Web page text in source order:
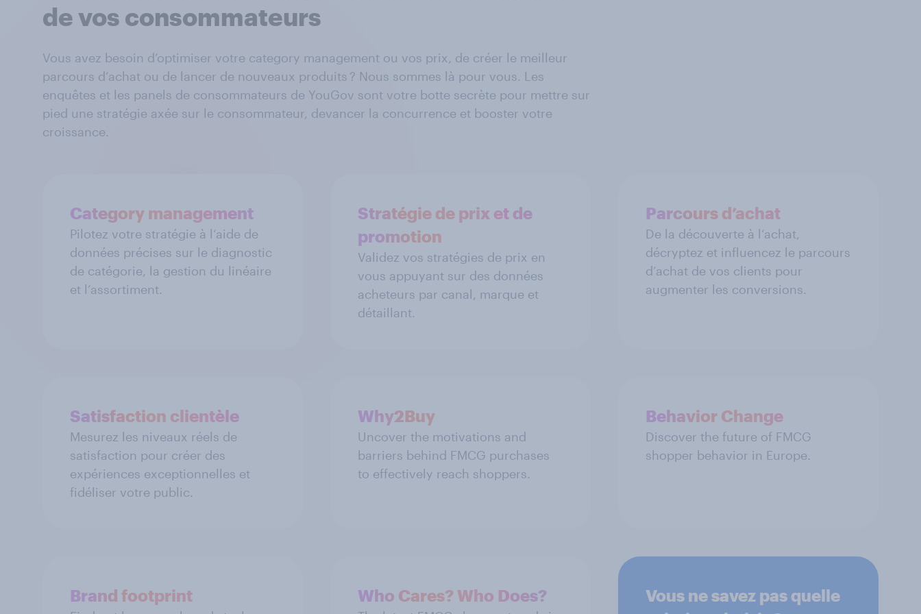
de vos consommateurs
Vous avez besoin d’optimiser votre category management ou vos prix, de créer le meilleur
parcours d’achat ou de lancer de nouveaux produits ? Nous sommes là pour vous. Les
enquêtes et les panels de consommateurs de YouGov sont votre botte secrète pour mettre sur
pied une stratégie axée sur le consommateur, devancer la concurrence et booster votre
croissance.
Category management
Pilotez votre stratégie à l’aide de
données précises sur le diagnostic
de catégorie, la gestion du linéaire
et l’assortiment.
Stratégie de prix et de
promotion
Validez vos stratégies de prix en
vous appuyant sur des données
acheteurs par canal, marque et
détaillant.
Parcours d’achat
De la découverte à l’achat,
décryptez et influencez le parcours
d’achat de vos clients pour
augmenter les conversions.
Satisfaction clientèle
Mesurez les niveaux réels de
satisfaction pour créer des
expériences exceptionnelles et
fidéliser votre public.
Why2Buy
Uncover the motivations and
barriers behind FMCG purchases
to effectively reach shoppers.
Behavior Change
Discover the future of FMCG
shopper behavior in Europe.
Brand footprint Who Cares? Who Does?
Vous ne savez pas quelle